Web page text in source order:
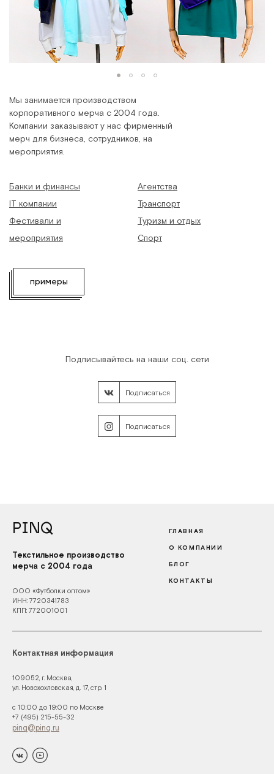
Мы занимается производством
корпоративного мерча с 2004 года.
Компании заказывают у нас фирменный
мерч для бизнеса, сотрудников, на
мероприятия.
Банки и финансы
IT компании
Фестивали и
мероприятия
Агентства
Транспорт
Туризм и отдых
Спорт
примеры
Подписаться
Подписаться
Подписывайтесь на наши соц. сети
PINQ
Текстильное производство
мерча с 2004 года
ООО «Футболки оптом»
ИНН: 7720341783
КПП: 772001001
ГЛАВНАЯ
О КОМПАНИИ
БЛОГ
КОНТАКТЫ
Контактная информация
109052, г. Москва,
ул. Новохохловская, д. 17, стр. 1
с 10:00 до 19:00 по Москве
+7 (495) 215-55-32
pinq@pinq.ru